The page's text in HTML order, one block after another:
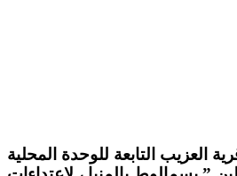
العزيب التابعة للوحدة المحلية